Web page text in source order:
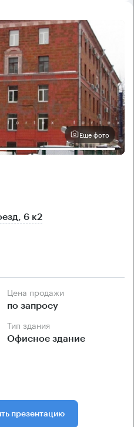
Еще фото
6 к2
Цена продажи
по запросу
Тип здания
Офисное здание
презентацию